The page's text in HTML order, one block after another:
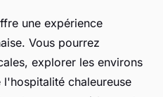
une expérience
Vous pourrez
explorer les environs
chaleureuse